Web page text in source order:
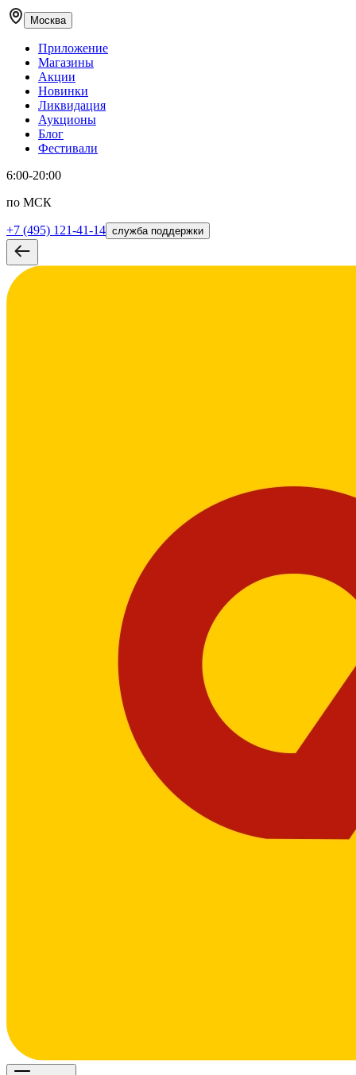
Москва
Приложение
Магазины
Акции
Новинки
Ликвидация
Аукционы
Блог
Фестивали
6:00-20:00
по МСК
+7 (495) 121-41-14 служба поддержки